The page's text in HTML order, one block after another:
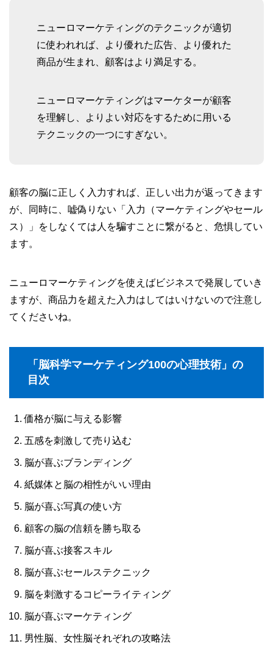
ニューロマーケティングのテクニックが適切
に使われれば、より優れた広告、より優れた
商品が生まれ、顧客はより満足する。
ニューロマーケティングはマーケターが顧客
を理解し、よりよい対応をするために用いる
テクニックの一つにすぎない。
顧客の脳に正しく入力すれば、正しい出力が返ってきます
が、同時に、嘘偽りない「入力（マーケティングやセール
ス）」をしなくては人を騙すことに繋がると、危惧してい
ます。
ニューロマーケティングを使えばビジネスで発展していき
ますが、商品力を超えた入力はしてはいけないので注意し
てくださいね。
「脳科学マーケティング100の心理技術」の
目次
価格が脳に与える影響
五感を刺激して売り込む
脳が喜ぶブランディング
紙媒体と脳の相性がいい理由
脳が喜ぶ写真の使い方
顧客の脳の信頼を勝ち取る
脳が喜ぶ接客スキル
脳が喜ぶセールステクニック
脳を刺激するコピーライティング
脳が喜ぶマーケティング
男性脳、女性脳それぞれの攻略法